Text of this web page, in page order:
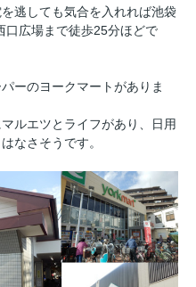
逃しても気合を入れれば池袋
口広場まで徒歩25分ほどで
ーのヨークマートがありま
ルエツとライフがあり、日用
なさそうです。